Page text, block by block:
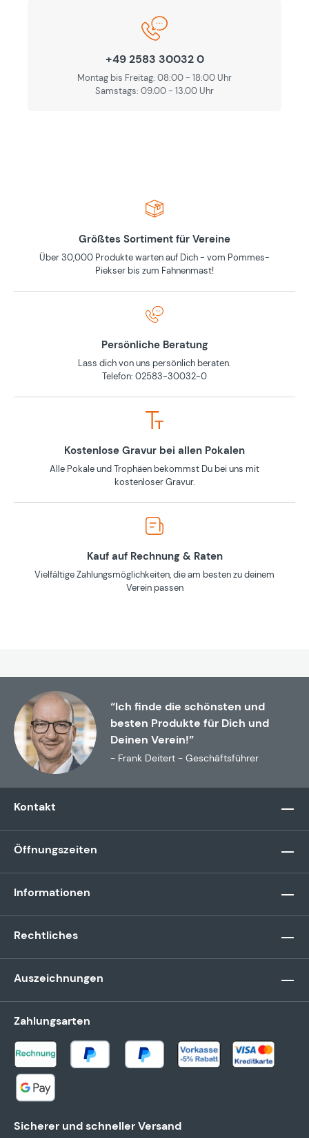
+49 2583 30032 0
Montag bis Freitag: 08:00 - 18:00 Uhr
Samstags: 09.00 - 13.00 Uhr
Größtes Sortiment für Vereine
Über 30,000 Produkte warten auf Dich - vom Pommes-
Piekser bis zum Fahnenmast!
Persönliche Beratung
Lass dich von uns persönlich beraten.
Telefon: 02583-30032-0
Kostenlose Gravur bei allen Pokalen
Alle Pokale und Trophäen bekommst Du bei uns mit
kostenloser Gravur.
Kauf auf Rechnung & Raten
Vielfältige Zahlungsmöglichkeiten, die am besten zu deinem
Verein passen
“Ich finde die schönsten und
besten Produkte für Dich und
Deinen Verein!”
- Frank Deitert - Geschäftsführer
Kontakt
Öffnungszeiten
Informationen
Rechtliches
Auszeichnungen
Zahlungsarten
Sicherer und schneller Versand